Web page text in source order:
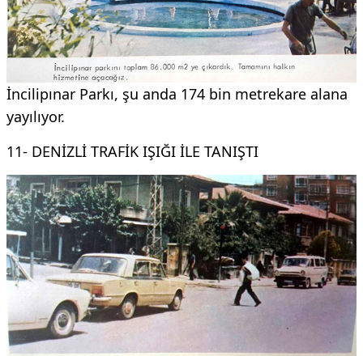
İncilipınar Parkı, şu anda 174 bin metrekare alana
yayılıyor.
11- DENİZLİ TRAFİK IŞIĞI İLE TANIŞTI